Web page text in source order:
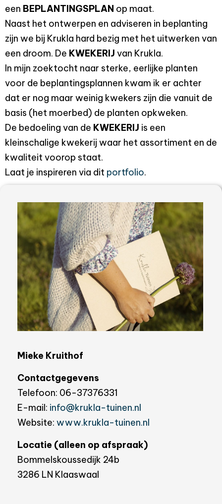
een BEPLANTINGSPLAN op maat.
Naast het ontwerpen en adviseren in beplanting
zijn we bij Krukla hard bezig met het uitwerken van
een droom. De KWEKERIJ van Krukla.
In mijn zoektocht naar sterke, eerlijke planten
voor de beplantingsplannen kwam ik er achter
dat er nog maar weinig kwekers zijn die vanuit de
basis (het moerbed) de planten opkweken.
De bedoeling van de KWEKERIJ is een
kleinschalige kwekerij waar het assortiment en de
kwaliteit voorop staat.
Laat je inspireren via dit portfolio.
Mieke Kruithof
Contactgegevens
Telefoon: 06-37376331
E-mail: info@krukla-tuinen.nl
Website: www.krukla-tuinen.nl
Locatie (alleen op afspraak)
Bommelskoussedijk 24b
3286 LN Klaaswaal